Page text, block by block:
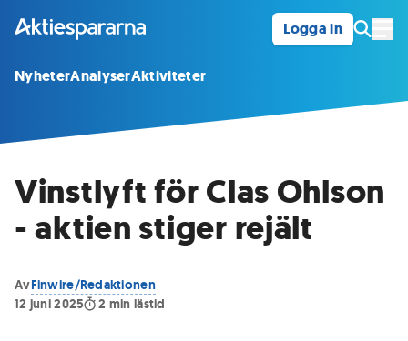
Logga in
NyheterAnalyserAktiviteter
Vinstlyft för Clas Ohlson
- aktien stiger rejält
AvFinwire/Redaktionen
12 juni 2025
2 min lästid